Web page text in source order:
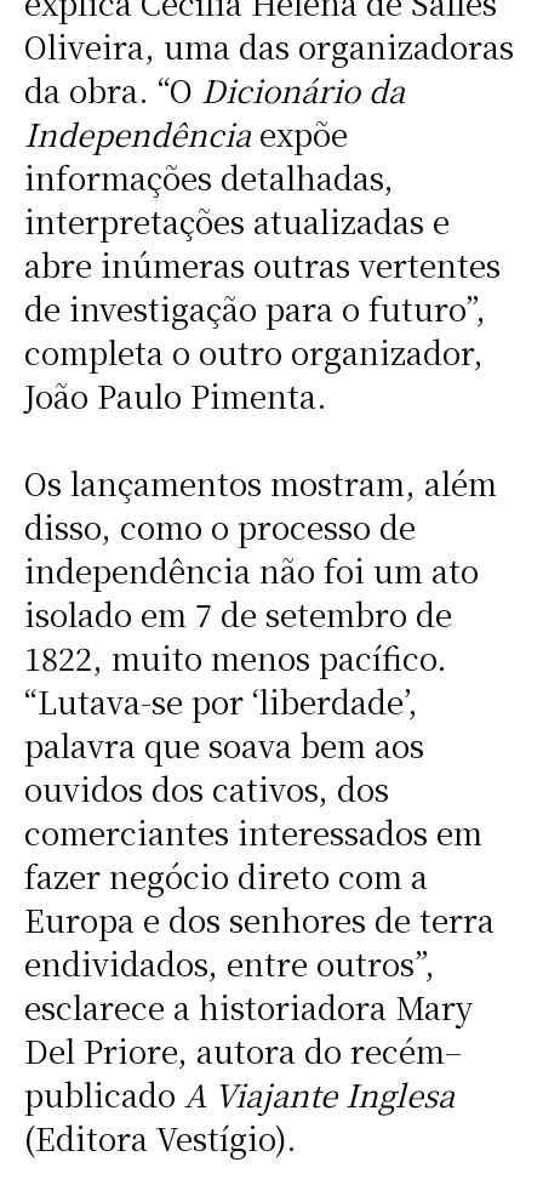
Oliveira, uma das organizadoras
da obra. “O Dicionário da
Independênciaexpõe
informações detalhadas,
interpretações atualizadas e
abre inúmeras outras vertentes
de investigação para o futuro”,
completa o outro organizador,
João Paulo Pimenta.
Os lançamentos mostram, além
disso, como o processo de
independência não foi um ato
isolado em 7 de setembro de
1822, muito menos pacífico.
“Lutava-se por ‘liberdade’,
palavra que soava bem aos
ouvidos dos cativos, dos
comerciantes interessados em
fazer negócio direto com a
Europa e dos senhores de terra
endividados, entre outros”,
esclarece a historiadora Mary
Del Priore, autora do recém–
publicado A Viajante Inglesa
(Editora Vestígio).